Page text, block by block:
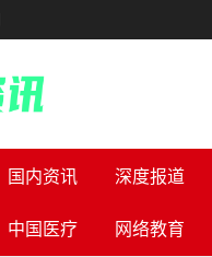
国内资讯 深度报道
中国医疗 网络教育